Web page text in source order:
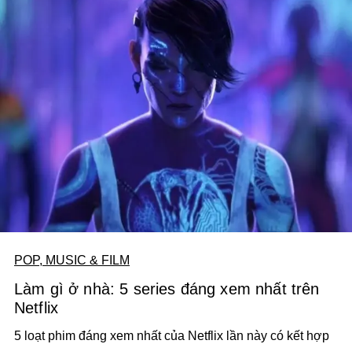
POP, MUSIC & FILM
Làm gì ở nhà: 5 series đáng xem nhất trên
Netflix
5 loạt phim đáng xem nhất của Netflix lần này có kết hợp